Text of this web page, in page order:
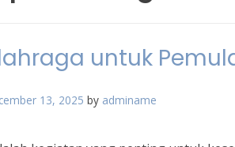
untuk
13, 2025 by adminame